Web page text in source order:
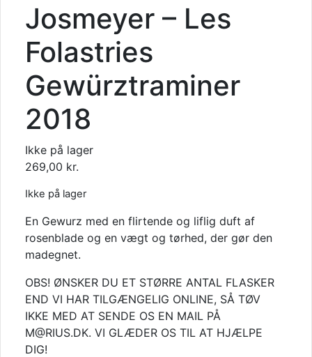
Josmeyer – Les
Folastries
Gewürztraminer
2018
Ikke på lager
269,00 kr.
Ikke på lager
En Gewurz med en flirtende og liflig duft af
rosenblade og en vægt og tørhed, der gør den
madegnet.
OBS! ØNSKER DU ET STØRRE ANTAL FLASKER
END VI HAR TILGÆNGELIG ONLINE, SÅ TØV
IKKE MED AT SENDE OS EN MAIL PÅ
M@RIUS.DK. VI GLÆDER OS TIL AT HJÆLPE
DIG!